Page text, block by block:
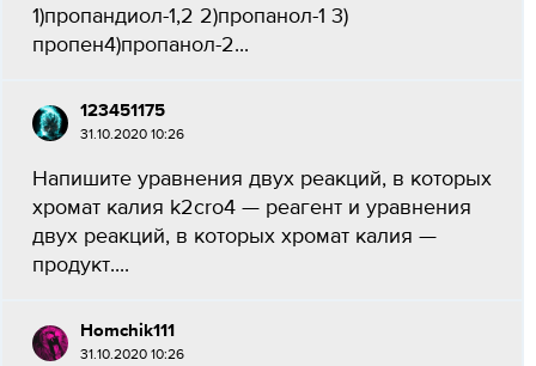
1)пропандиол-1,2 2)пропанол-1 3)
пропен4)пропанол-2...
123451175
31.10.2020 10:26
Напишите уравнения двух реакций, в которых
хромат калия k2cro4 — реагент и уравнения
двух реакций, в которых хромат калия —
продукт....
Homchik111
31.10.2020 10:26